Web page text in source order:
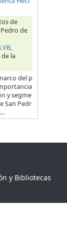
de
de
,
la
del p
y segme
San Pedr
y Bibliotecas